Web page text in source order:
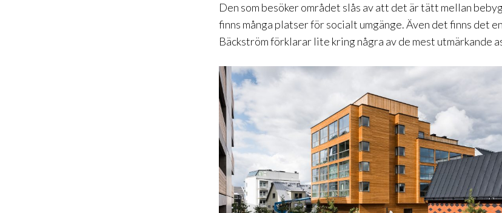
Den som besöker området slås av att det är tätt mellan
finns många platser för socialt umgänge. Även det finns det
Bäckström förklarar lite kring några av de mest utmärkande